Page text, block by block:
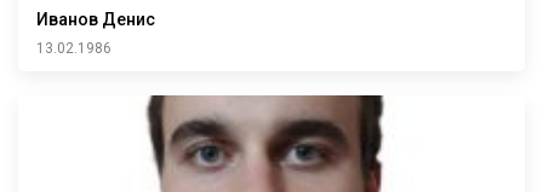
Иванов Денис
13.02.1986